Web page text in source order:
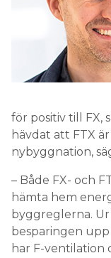
för positiv till FX,
hävdat att FTX
nybyggnation,
– Både FX- och
hämta hem
byggreglerna.
besparingen
har F-ventilation